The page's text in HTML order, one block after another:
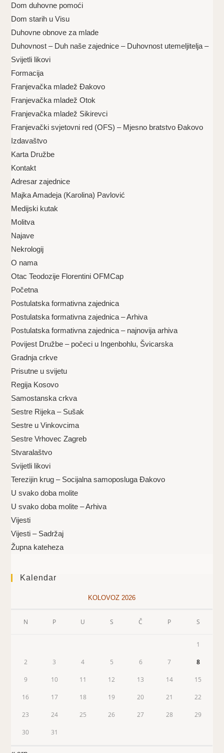
Dom duhovne pomoći
Dom starih u Visu
Duhovne obnove za mlade
Duhovnost – Duh naše zajednice – Duhovnost utemeljitelja –
Svijetli likovi
Formacija
Franjevačka mladež Đakovo
Franjevačka mladež Otok
Franjevačka mladež Sikirevci
Franjevački svjetovni red (OFS) – Mjesno bratstvo Đakovo
Izdavaštvo
Karta Družbe
Kontakt
Adresar zajednice
Majka Amadeja (Karolina) Pavlović
Medijski kutak
Molitva
Najave
Nekrologij
O nama
Otac Teodozije Florentini OFMCap
Početna
Postulatska formativna zajednica
Postulatska formativna zajednica – Arhiva
Postulatska formativna zajednica – najnovija arhiva
Povijest Družbe – počeci u Ingenbohlu, Švicarska
Gradnja crkve
Prisutne u svijetu
Regija Kosovo
Samostanska crkva
Sestre Rijeka – Sušak
Sestre u Vinkovcima
Sestre Vrhovec Zagreb
Stvaralaštvo
Svijetli likovi
Terezijin krug – Socijalna samoposluga Đakovo
U svako doba molite
U svako doba molite – Arhiva
Vijesti
Vijesti – Sadržaj
Župna kateheza
Kalendar
KOLOVOZ 2026
N P U S Č P S
1
2 3 4 5 6 7 8
9 10 11 12 13 14 15
16 17 18 19 20 21 22
23 24 25 26 27 28 29
30 31